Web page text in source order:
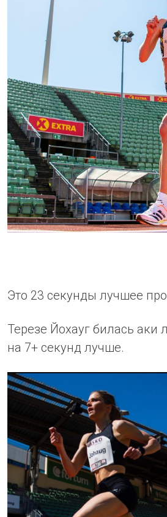
Это 23 секунды лучшее
Терезе Йохауг билась аки
на 7+ секунд лучше.